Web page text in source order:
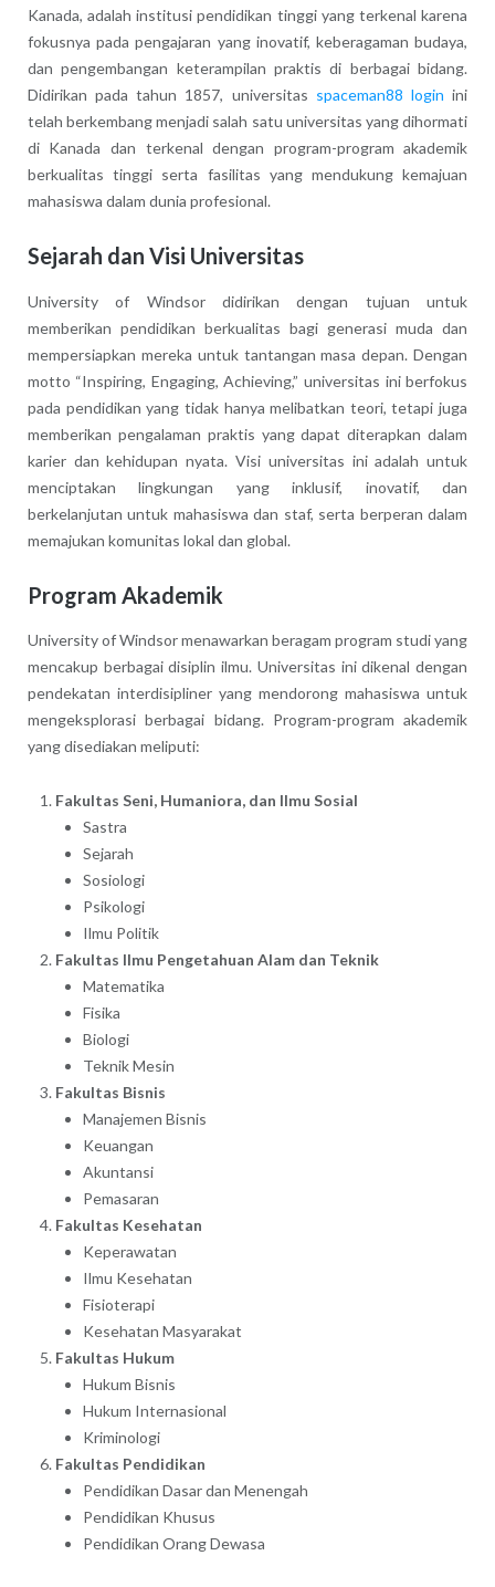
Kanada, adalah institusi pendidikan tinggi yang terkenal karena
fokusnya pada pengajaran yang inovatif, keberagaman budaya,
dan pengembangan keterampilan praktis di berbagai bidang.
Didirikan pada tahun 1857, universitas spaceman88 login ini
telah berkembang menjadi salah satu universitas yang dihormati
di Kanada dan terkenal dengan program-program akademik
berkualitas tinggi serta fasilitas yang mendukung kemajuan
mahasiswa dalam dunia profesional.
Sejarah dan Visi Universitas
University of Windsor didirikan dengan tujuan untuk
memberikan pendidikan berkualitas bagi generasi muda dan
mempersiapkan mereka untuk tantangan masa depan. Dengan
motto “Inspiring, Engaging, Achieving,” universitas ini berfokus
pada pendidikan yang tidak hanya melibatkan teori, tetapi juga
memberikan pengalaman praktis yang dapat diterapkan dalam
karier dan kehidupan nyata. Visi universitas ini adalah untuk
menciptakan lingkungan yang inklusif, inovatif, dan
berkelanjutan untuk mahasiswa dan staf, serta berperan dalam
memajukan komunitas lokal dan global.
Program Akademik
University of Windsor menawarkan beragam program studi yang
mencakup berbagai disiplin ilmu. Universitas ini dikenal dengan
pendekatan interdisipliner yang mendorong mahasiswa untuk
mengeksplorasi berbagai bidang. Program-program akademik
yang disediakan meliputi:
Fakultas Seni, Humaniora, dan Ilmu Sosial
Sastra
Sejarah
Sosiologi
Psikologi
Ilmu Politik
Fakultas Ilmu Pengetahuan Alam dan Teknik
Matematika
Fisika
Biologi
Teknik Mesin
Fakultas Bisnis
Manajemen Bisnis
Keuangan
Akuntansi
Pemasaran
Fakultas Kesehatan
Keperawatan
Ilmu Kesehatan
Fisioterapi
Kesehatan Masyarakat
Fakultas Hukum
Hukum Bisnis
Hukum Internasional
Kriminologi
Fakultas Pendidikan
Pendidikan Dasar dan Menengah
Pendidikan Khusus
Pendidikan Orang Dewasa